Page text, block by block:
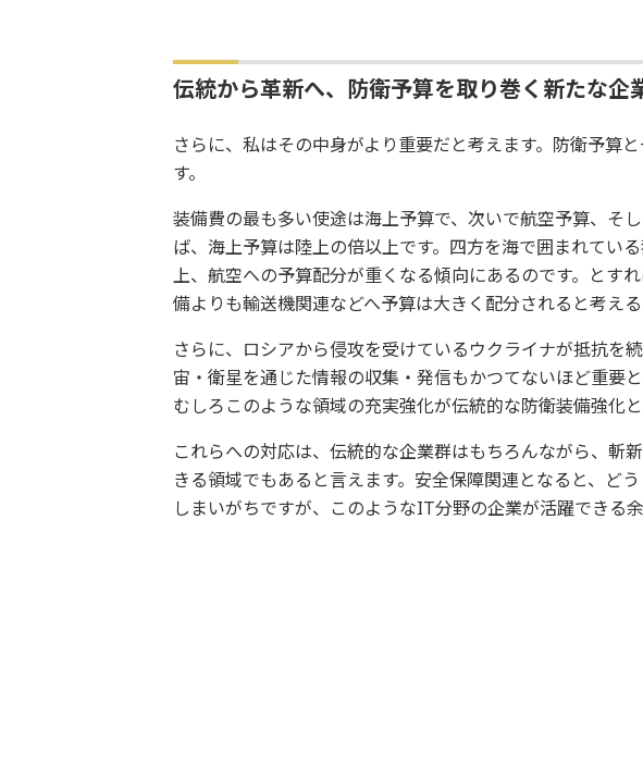
伝統から革新へ、防衛予算を取り巻く新たな企
さらに、私はその中身がより重要だと考えます。防衛予算
す。
装備費の最も多い使途は海上予算で、次いで航空予算、そ
ば、海上予算は陸上の倍以上です。四方を海で囲まれてい
上、航空への予算配分が重くなる傾向にあるのです。とす
備よりも輸送機関連などへ予算は大きく配分されると考える
さらに、ロシアから侵攻を受けているウクライナが抵抗を
宙・衛星を通じた情報の収集・発信もかつてないほど重要
むしろこのような領域の充実強化が伝統的な防衛装備強化
これらへの対応は、伝統的な企業群はもちろんながら、斬
きる領域でもあると言えます。安全保障関連となると、ど
しまいがちですが、このようなIT分野の企業が活躍できる